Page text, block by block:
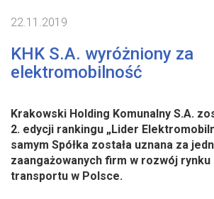
22.11.2019
KHK S.A. wyróżniony za
elektromobilność
Krakowski Holding Komunalny S.A.
2. edycji rankingu „Lider
samym Spółka została uznana za
zaangażowanych firm w rozwój
transportu w Polsce.